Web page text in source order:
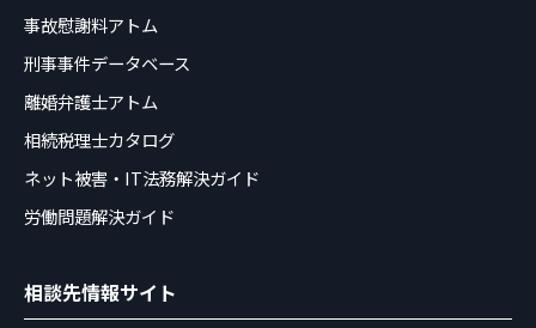
事故慰謝料アトム
刑事事件データベース
離婚弁護士アトム
相続税理士カタログ
ネット被害・IT法務解決ガイド
労働問題解決ガイド
相談先情報サイト